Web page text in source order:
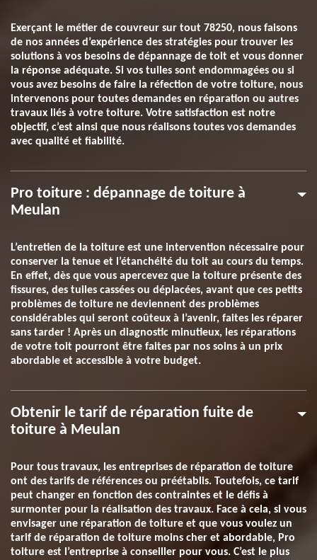
Exerçant le métier de couvreur sur tout 78250, nous faisons
de nos années d’expérience des stratégies pour trouver les
solutions à vos besoins de dépannage de toit et vous donner
la réponse adéquate. Si vos tuiles sont endommagées ou si
vous avez besoins de faire la réfection de votre toiture, nous
intervenons pour toutes demandes en réparation ou autres
travaux liés à votre toiture. Votre satisfaction est notre
objectif, c’est ainsi que nous réalisons toutes vos demandes
avec qualité et fiabilité.
Pro toiture : dépannage de toiture à
Meulan
L’entretien de la toiture est une intervention nécessaire pour
conserver la tenue et l’étanchéité du toit au cours du temps.
En effet, dès que vous apercevez que la toiture présente des
fissures, des tuiles cassées ou déplacées, avant que ces petits
problèmes de toiture ne deviennent des problèmes
considérables qui seront coûteux à l’avenir, faites les réparer
sans tarder ! Après un diagnostic minutieux, les réparations
de votre toit pourront être faites par nos soins à un prix
abordable et accessible à votre budget.
Obtenir le tarif de réparation fuite de
toiture à Meulan
Pour tous travaux, les entreprises de réparation de toiture
ont des tarifs de références ou préétablis. Toutefois, ce tarif
peut changer en fonction des contraintes et le défis à
surmonter pour la réalisation des travaux. Face à cela, si vous
envisager une réparation de toiture et que vous voulez un
tarif de réparation de toiture moins cher et abordable, Pro
toiture est l’entreprise à conseiller pour vous. C’est le plus